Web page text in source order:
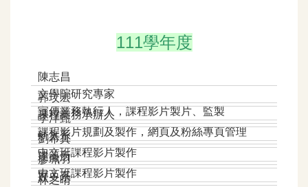
111學年度
陳志昌
文學院研究專家
宣傳業務執行人，課程影片製片、監製
郭玟宏
課程業務承辦人
課程影片規劃及製作，網頁及粉絲專頁管理
李洋甄
航太系
中文班課程影片製作
劉希真
建築所
中文班課程影片製作
廖珮羽
歷史系
林之晴